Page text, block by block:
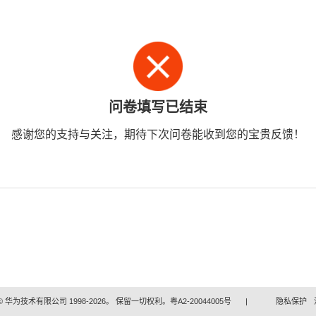
问卷填写已结束
感谢您的支持与关注，期待下次问卷能收到您的宝贵反馈！
华为技术有限公司 1998-2026。 保留一切权利。粤A2-20044005号 | 隐私保护